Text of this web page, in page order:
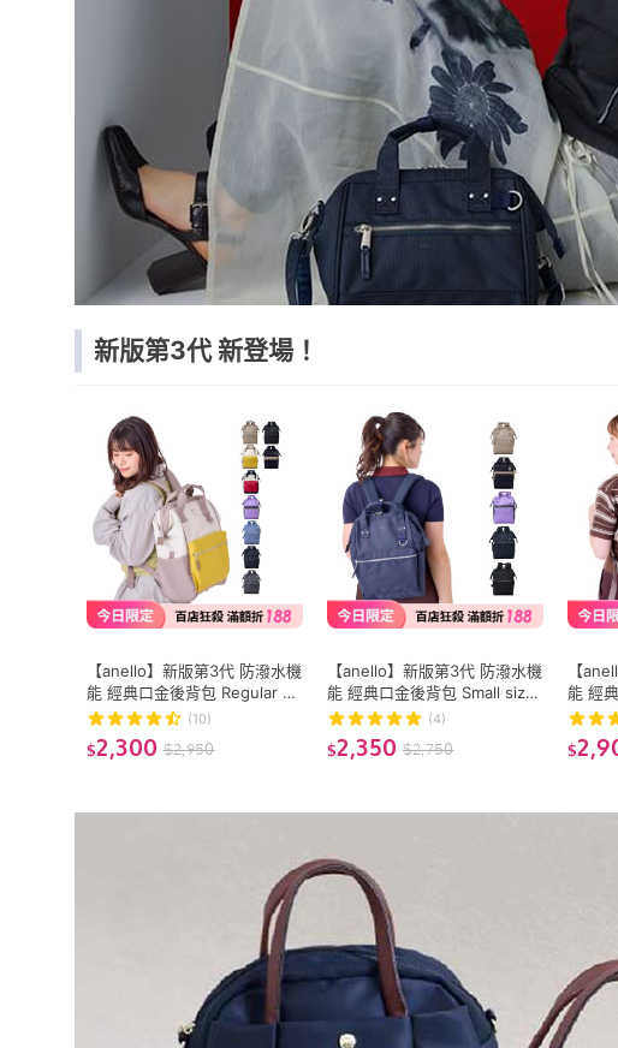
新版第3代 新登場！
【anello】新版第3代 防潑水機
能 經典口金後背包 Regular siz
e (ATB0193N) 13吋筆電OK
(10)
$2,300 $2,950
【anello】新版第3代 防潑水機
能 經典口金後背包 Small size
(ATB0197N) 9.7吋平板OK
(4)
$2,350 $2,750
【
能 經
$